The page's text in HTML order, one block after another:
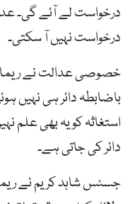
درخواست لے آئے گی۔
درخواست نہیں آ سکتی۔
خصوصی عدالت نے
باضابطہ دائر ہی نہیں
استغاثہ کو یہ بھی
دائر کی جاتی ہے۔
جسٹس شاہد کریم نے